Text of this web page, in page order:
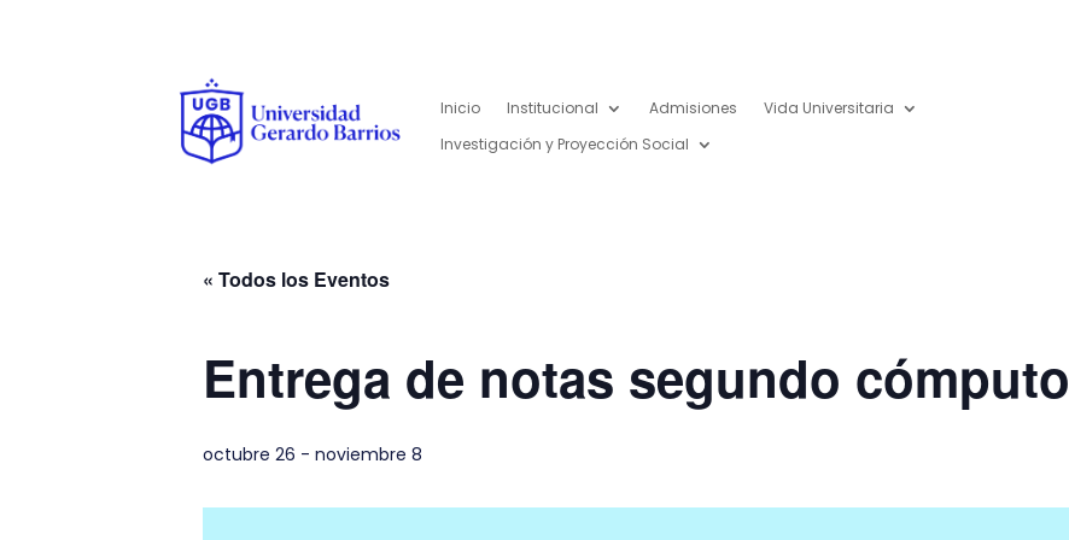
Inicio Institucional Admisiones
Vida Universitaria
Investigación y Proyección Social
« Todos los Eventos
Entrega de notas segundo cómputo
octubre 26 - noviembre 8